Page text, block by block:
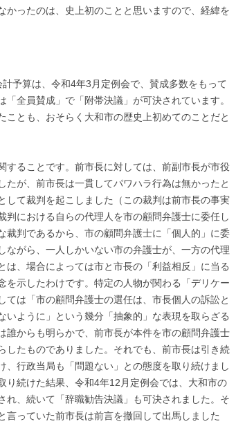
かったのは、史上初のことと思いますので、経緯を
予算は、令和4年3月定例会で、賛成多数をもって
全員賛成」で「附帯決議」が可決されています。
とも、おそらく大和市の歴史上初めてのことだと
することです。前市長に対しては、前副市長が市役
が、前市長は一貫してパワハラ行為は無かったと
して裁判を起こしました（この裁判は前市長の事実
判における自らの代理人を市の顧問弁護士に委任し
裁判であるから、市の顧問弁護士に「個人的」に委
がら、一人しかいない市の弁護士が、一方の代理
は、場合によっては市と市長の「利益相反」に当る
を示したわけです。特定の人物が関わる「デリケー
ては「市の顧問弁護士の選任は、市長個人の訴訟と
ように」という幾分「抽象的」な表現を取らざる
誰からも明らかで、前市長が本件を市の顧問弁護士
したものでありました。それでも、前市長は引き続
、行政当局も「問題ない」との態度を取り続けまし
り続けた結果、令和4年12月定例会では、大和市の
れ、続いて「辞職勧告決議」も可決されました。そ
っていた前市長は前言を撤回して出馬しました